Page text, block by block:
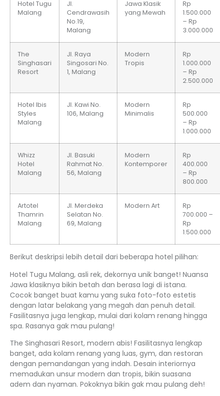
Hotel Tugu
Malang
Jl.
Cendrawasih
No.19,
Malang
Jawa Klasik
yang Mewah
Rp
1.500.000
– Rp
3.000.000
The
Singhasari
Resort
Jl. Raya
Singosari No.
1, Malang
Modern
Tropis
Rp
1.000.000
– Rp
2.500.000
Hotel Ibis
Styles
Malang
Jl. Kawi No.
106, Malang
Modern
Minimalis
Rp
500.000
– Rp
1.000.000
Whizz
Hotel
Malang
Jl. Basuki
Rahmat No.
56, Malang
Modern
Kontemporer
Rp
400.000
– Rp
800.000
Artotel
Thamrin
Malang
Jl. Merdeka
Selatan No.
69, Malang
Modern Art
Rp
700.000 –
Rp
1.500.000
Berikut deskripsi lebih detail dari beberapa hotel pilihan:
Hotel Tugu Malang, asli rek, dekornya unik banget! Nuansa
Jawa klasiknya bikin betah dan berasa lagi di istana.
Cocok banget buat kamu yang suka foto-foto estetis
dengan latar belakang yang megah dan penuh detail.
Fasilitasnya juga lengkap, mulai dari kolam renang hingga
spa. Rasanya gak mau pulang!
The Singhasari Resort, modern abis! Fasilitasnya lengkap
banget, ada kolam renang yang luas, gym, dan restoran
dengan pemandangan yang indah. Desain interiornya
memadukan unsur modern dan tropis, bikin suasana
adem dan nyaman. Pokoknya bikin gak mau pulang deh!